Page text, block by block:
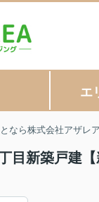
エ
なら株式会社アザレ
目新築戸建